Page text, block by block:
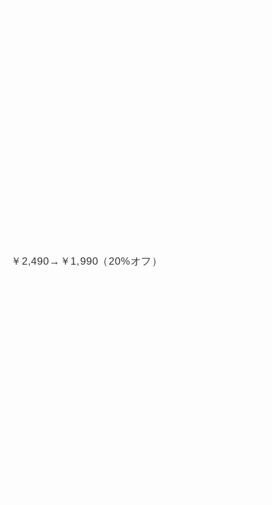
￥2,490→￥1,990（20%オフ）